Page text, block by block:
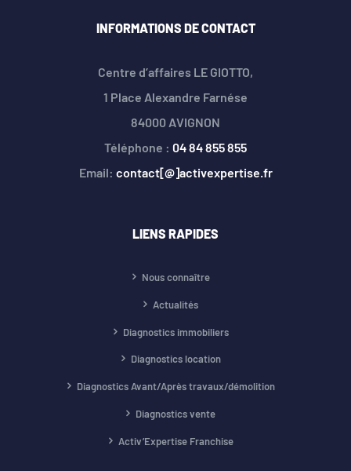
INFORMATIONS DE CONTACT
Centre d’affaires LE GIOTTO,
1 Place Alexandre Farnése
84000 AVIGNON
Téléphone : 04 84 855 855
Email: contact[@]activexpertise.fr
LIENS RAPIDES
Nous connaître
Actualités
Diagnostics immobiliers
Diagnostics location
Diagnostics Avant/Après travaux/démolition
Diagnostics vente
Activ’Expertise Franchise